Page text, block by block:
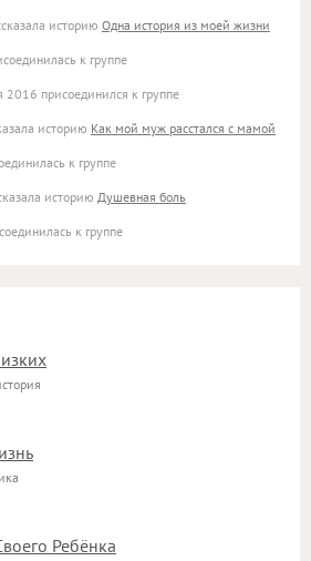
историю Одна история из моей жизни
к группе
2016 присоединился к группе
историю Как мой муж расстался с мамой
к группе
историю Душевная боль
к группе
Ребёнка